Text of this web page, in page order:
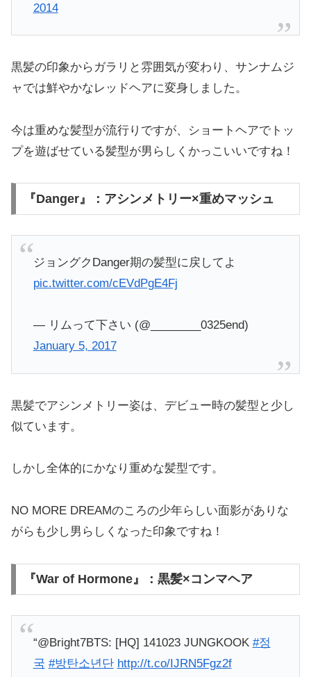
2014
黒髪の印象からガラリと雰囲気が変わり、サンナムジ
ャでは鮮やかなレッドヘアに変身しました。
今は重めな髪型が流行りですが、ショートヘアでトッ
プを遊ばせている髪型が男らしくかっこいいですね！
『Danger』：アシンメトリー×重めマッシュ
ジョングクDanger期の髪型に戻してよ
pic.twitter.com/cEVdPgE4Fj
— リムって下さい (@________0325end)
January 5, 2017
黒髪でアシンメトリー姿は、デビュー時の髪型と少し
似ています。
しかし全体的にかなり重めな髪型です。
NO MORE DREAMのころの少年らしい面影がありな
がらも少し男らしくなった印象ですね！
『War of Hormone』：黒髪×コンマヘア
“@Bright7BTS: [HQ] 141023 JUNGKOOK #정
국 #방탄소년단 http://t.co/IJRN5Fgz2f